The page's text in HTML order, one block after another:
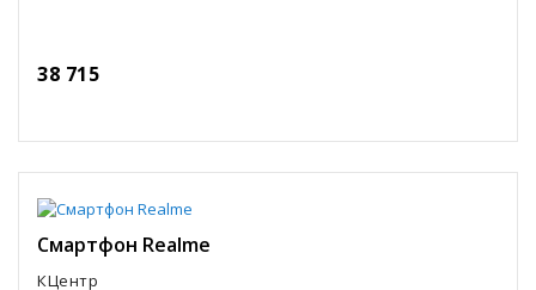
38 715
Смартфон Realme
КЦентр